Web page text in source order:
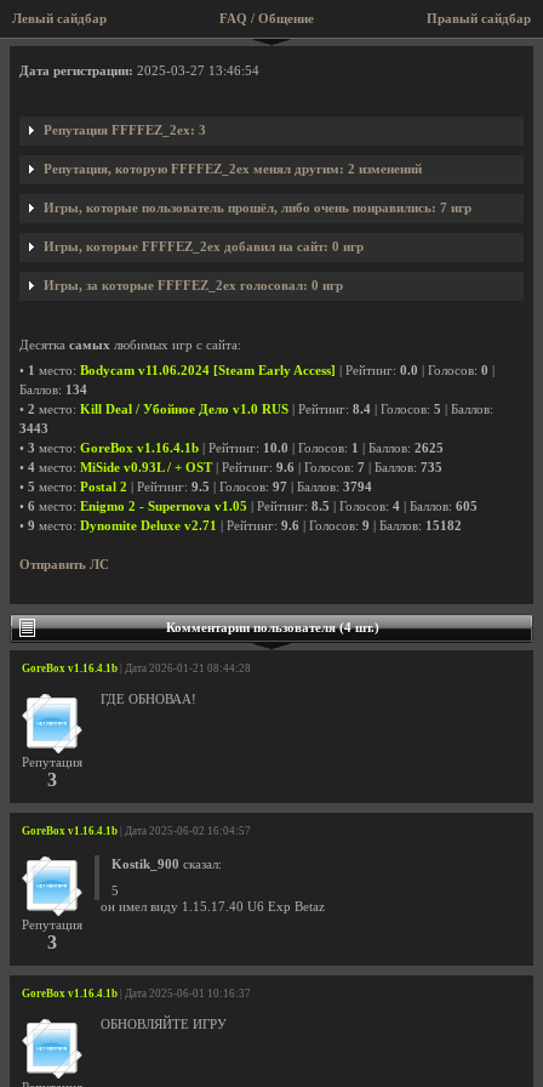
Левый сайдбар Правый сайдбар
FAQ / Общение
Профиль пользователя FFFFEZ_2ex
Дата регистрации: 2025-03-27 13:46:54
Репутация FFFFEZ_2ex: 3
Репутация, которую FFFFEZ_2ex менял другим: 2 изменений
Игры, которые пользователь прошёл, либо очень понравились: 7 игр
Игры, которые FFFFEZ_2ex добавил на сайт: 0 игр
Игры, за которые FFFFEZ_2ex голосовал: 0 игр
Десятка самых любимых игр с сайта:
• 1 место: Bodycam v11.06.2024 [Steam Early Access] | Рейтинг: 0.0 | Голосов: 0
Баллов: 134
• 2 место: Kill Deal / Убойное Дело v1.0 RUS | Рейтинг: 8.4 | Голосов: 5 | Баллов:
3443
• 3 место: GoreBox v1.16.4.1b | Рейтинг: 10.0 | Голосов: 1 | Баллов: 2625
• 4 место: MiSide v0.93L / + OST| Рейтинг: 9.6 | Голосов: 7 | Баллов: 735
• 5 место: Postal 2 | Рейтинг: 9.5 | Голосов: 97 | Баллов: 3794
• 6 место: Enigmo 2 - Supernova v1.05 | Рейтинг: 8.5 | Голосов: 4 | Баллов: 605
• 9 место: Dynomite Deluxe v2.71 | Рейтинг: 9.6 | Голосов: 9 | Баллов: 15182
Отправить ЛС
Комментарии пользователя (4 шт.)
GoreBox v1.16.4.1b | Дата 2026-01-21 08:44:28
Репутация
3
ГДЕ ОБНОВАА!
GoreBox v1.16.4.1b | Дата 2025-06-02 16:04:57
Репутация
3
Kostik_900 сказал:
5
он имел виду 1.15.17.40 U6 Exp Betaz
GoreBox v1.16.4.1b | Дата 2025-06-01 10:16:37
ОБНОВЛЯЙТЕ ИГРУ